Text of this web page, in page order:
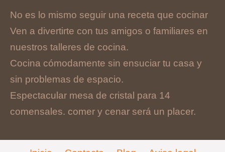
No es lo mismo seguir una receta que cocinar
Ven a divertirte con tus amigos o familiares en
nuestros talleres de cocina.
Cocina cómodamente sin ensuciar tu casa y
sin problemas de espacio.
Espectacular mesa de cristal para 14
comensales. comer y cenar será un placer.